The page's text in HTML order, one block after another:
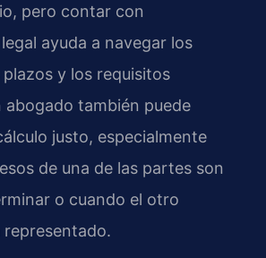
pero contar con
ayuda a navegar los
y los requisitos
también puede
justo, especialmente
de una de las partes son
o cuando el otro